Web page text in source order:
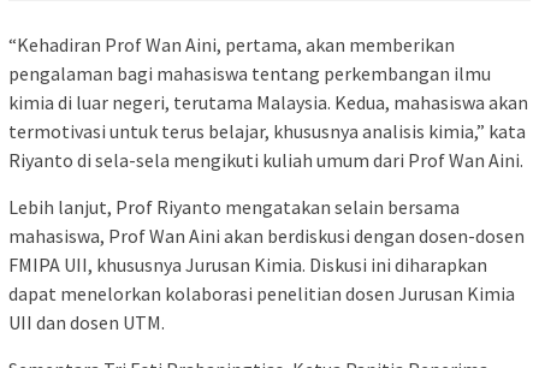
“Kehadiran Prof Wan Aini, pertama, akan memberikan
pengalaman bagi mahasiswa tentang perkembangan ilmu
kimia di luar negeri, terutama Malaysia. Kedua, mahasiswa akan
termotivasi untuk terus belajar, khususnya analisis kimia,” kata
Riyanto di sela-sela mengikuti kuliah umum dari Prof Wan Aini.
Lebih lanjut, Prof Riyanto mengatakan selain bersama
mahasiswa, Prof Wan Aini akan berdiskusi dengan dosen-dosen
FMIPA UII, khususnya Jurusan Kimia. Diskusi ini diharapkan
dapat menelorkan kolaborasi penelitian dosen Jurusan Kimia
UII dan dosen UTM.